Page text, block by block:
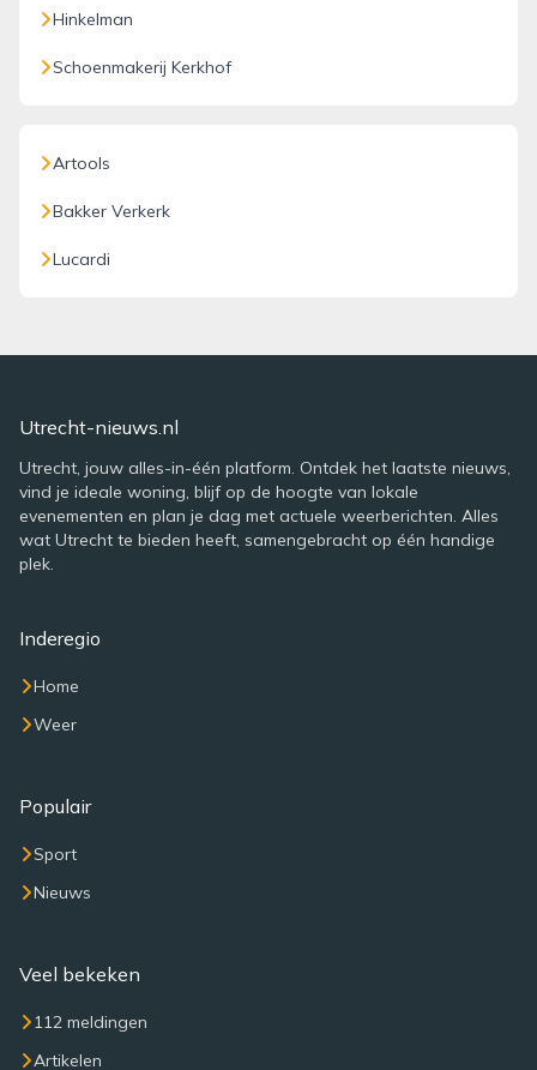
Hinkelman
Schoenmakerij Kerkhof
Artools
Bakker Verkerk
Lucardi
Utrecht-nieuws.nl
Utrecht, jouw alles-in-één platform. Ontdek het laatste nieuws,
vind je ideale woning, blijf op de hoogte van lokale
evenementen en plan je dag met actuele weerberichten. Alles
wat Utrecht te bieden heeft, samengebracht op één handige
plek.
Inderegio
Home
Weer
Populair
Sport
Nieuws
Veel bekeken
112 meldingen
Artikelen